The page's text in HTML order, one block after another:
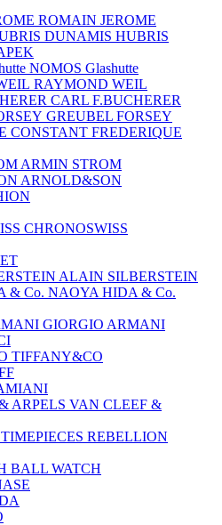
ROMAIN JEROME
DUNAMIS HUBRIS
NOMOS Glashutte
RAYMOND WEIL
CARL F.BUCHERER
GREUBEL FORSEY
FREDERIQUE
ARMIN STROM
ARNOLD&SON
CHRONOSWISS
ALAIN SILBERSTEIN
NAOYA HIDA & Co.
GIORGIO ARMANI
TIFFANY&CO
VAN CLEEF &
REBELLION
BALL WATCH